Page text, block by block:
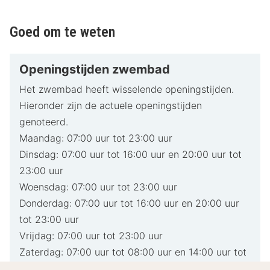
Goed om te weten
Openingstijden zwembad
Het zwembad heeft wisselende openingstijden.
Hieronder zijn de actuele openingstijden
genoteerd.
Maandag: 07:00 uur tot 23:00 uur
Dinsdag: 07:00 uur tot 16:00 uur en 20:00 uur tot
23:00 uur
Woensdag: 07:00 uur tot 23:00 uur
Donderdag: 07:00 uur tot 16:00 uur en 20:00 uur
tot 23:00 uur
Vrijdag: 07:00 uur tot 23:00 uur
Zaterdag: 07:00 uur tot 08:00 uur en 14:00 uur tot